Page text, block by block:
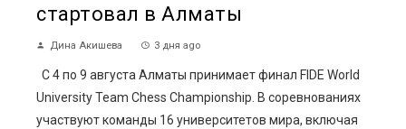
стартовал в Алматы
Дина Акишева 3 дня ago
С 4 по 9 августа Алматы принимает финал FIDE World
University Team Chess Championship. В соревнованиях
участвуют команды 16 университетов мира, включая